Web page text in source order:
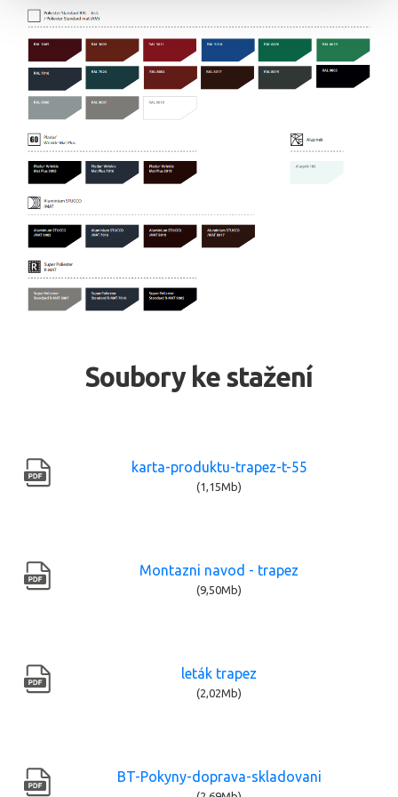
Soubory ke stažení
karta-produktu-trapez-t-55
(1,15Mb)
Montazni navod - trapez
(9,50Mb)
leták trapez
(2,02Mb)
BT-Pokyny-doprava-skladovani